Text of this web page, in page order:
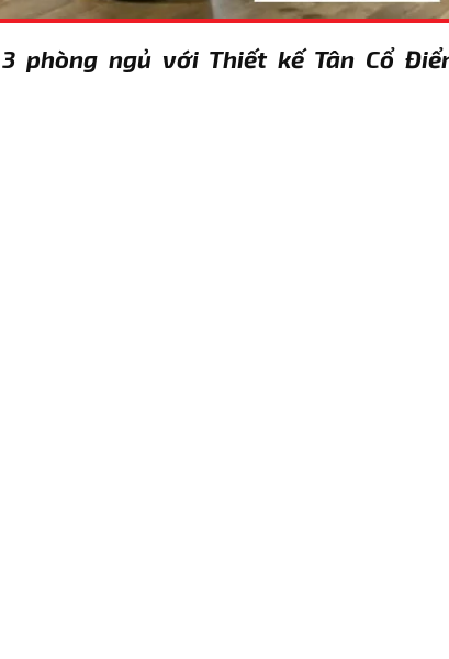
phòng ngủ với Thiết kế Tân Cổ